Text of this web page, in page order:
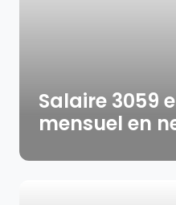
Salaire 3059
mensuel en